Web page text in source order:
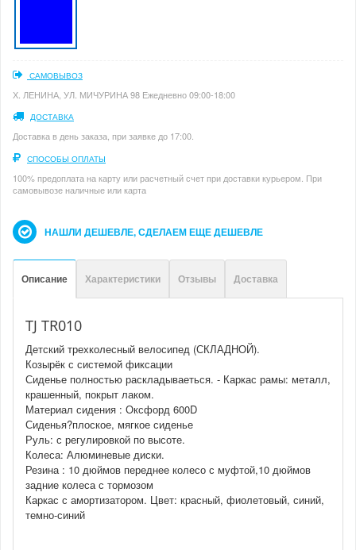
САМОВЫВОЗ
Х. ЛЕНИНА, УЛ. МИЧУРИНА 98 Ежедневно 09:00-18:00
ДОСТАВКА
Доставка в день заказа, при заявке до 17:00.
СПОСОБЫ ОПЛАТЫ
100% предоплата на карту или расчетный счет при доставки курьером. При
самовывозе наличные или карта
НАШЛИ ДЕШЕВЛЕ, СДЕЛАЕМ ЕЩЕ ДЕШЕВЛЕ
Описание Характеристики Отзывы Доставка
TJ TR010
Детский трехколесный велосипед (СКЛАДНОЙ).
Козырёк с системой фиксации
Сиденье полностью раскладываеться. - Каркас рамы: металл,
крашенный, покрыт лаком.
Материал сидения : Оксфорд 600D
Сиденья?плоское, мягкое сиденье
Руль: с регулировкой по высоте.
Колеса: Алюминевые диски.
Резина : 10 дюймов переднее колесо с муфтой,10 дюймов
задние колеса с тормозом
Каркас с амортизатором. Цвет: красный, фиолетовый, синий,
темно-синий